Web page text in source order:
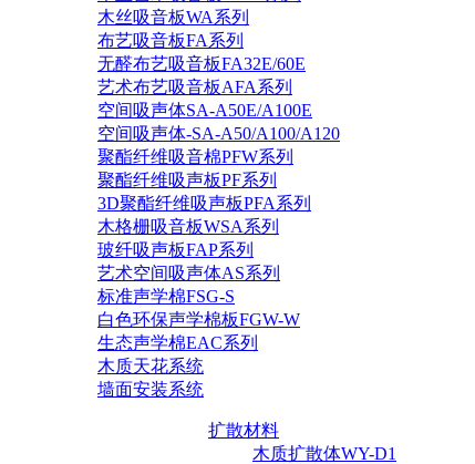
木丝吸音板WA系列
布艺吸音板FA系列
无醛布艺吸音板FA32E/60E
艺术布艺吸音板AFA系列
空间吸声体SA-A50E/A100E
空间吸声体-SA-A50/A100/A120
聚酯纤维吸音棉PFW系列
聚酯纤维吸声板PF系列
3D聚酯纤维吸声板PFA系列
木格栅吸音板WSA系列
玻纤吸声板FAP系列
艺术空间吸声体AS系列
标准声学棉FSG-S
白色环保声学棉板FGW-W
生态声学棉EAC系列
木质天花系统
墙面安装系统
扩散材料
木质扩散体WY-D1